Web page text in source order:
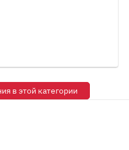
в этой категории